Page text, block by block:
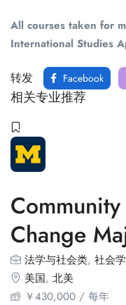
All courses taken for
International Studies
转发 Facebook
相关专业推荐
Change
法学与社会类, 社会学
美国, 北美
￥430,000 / 每年